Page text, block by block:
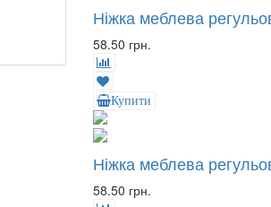
Ніжка меблева
58.50 грн.
Купити
Ніжка меблева
58.50 грн.